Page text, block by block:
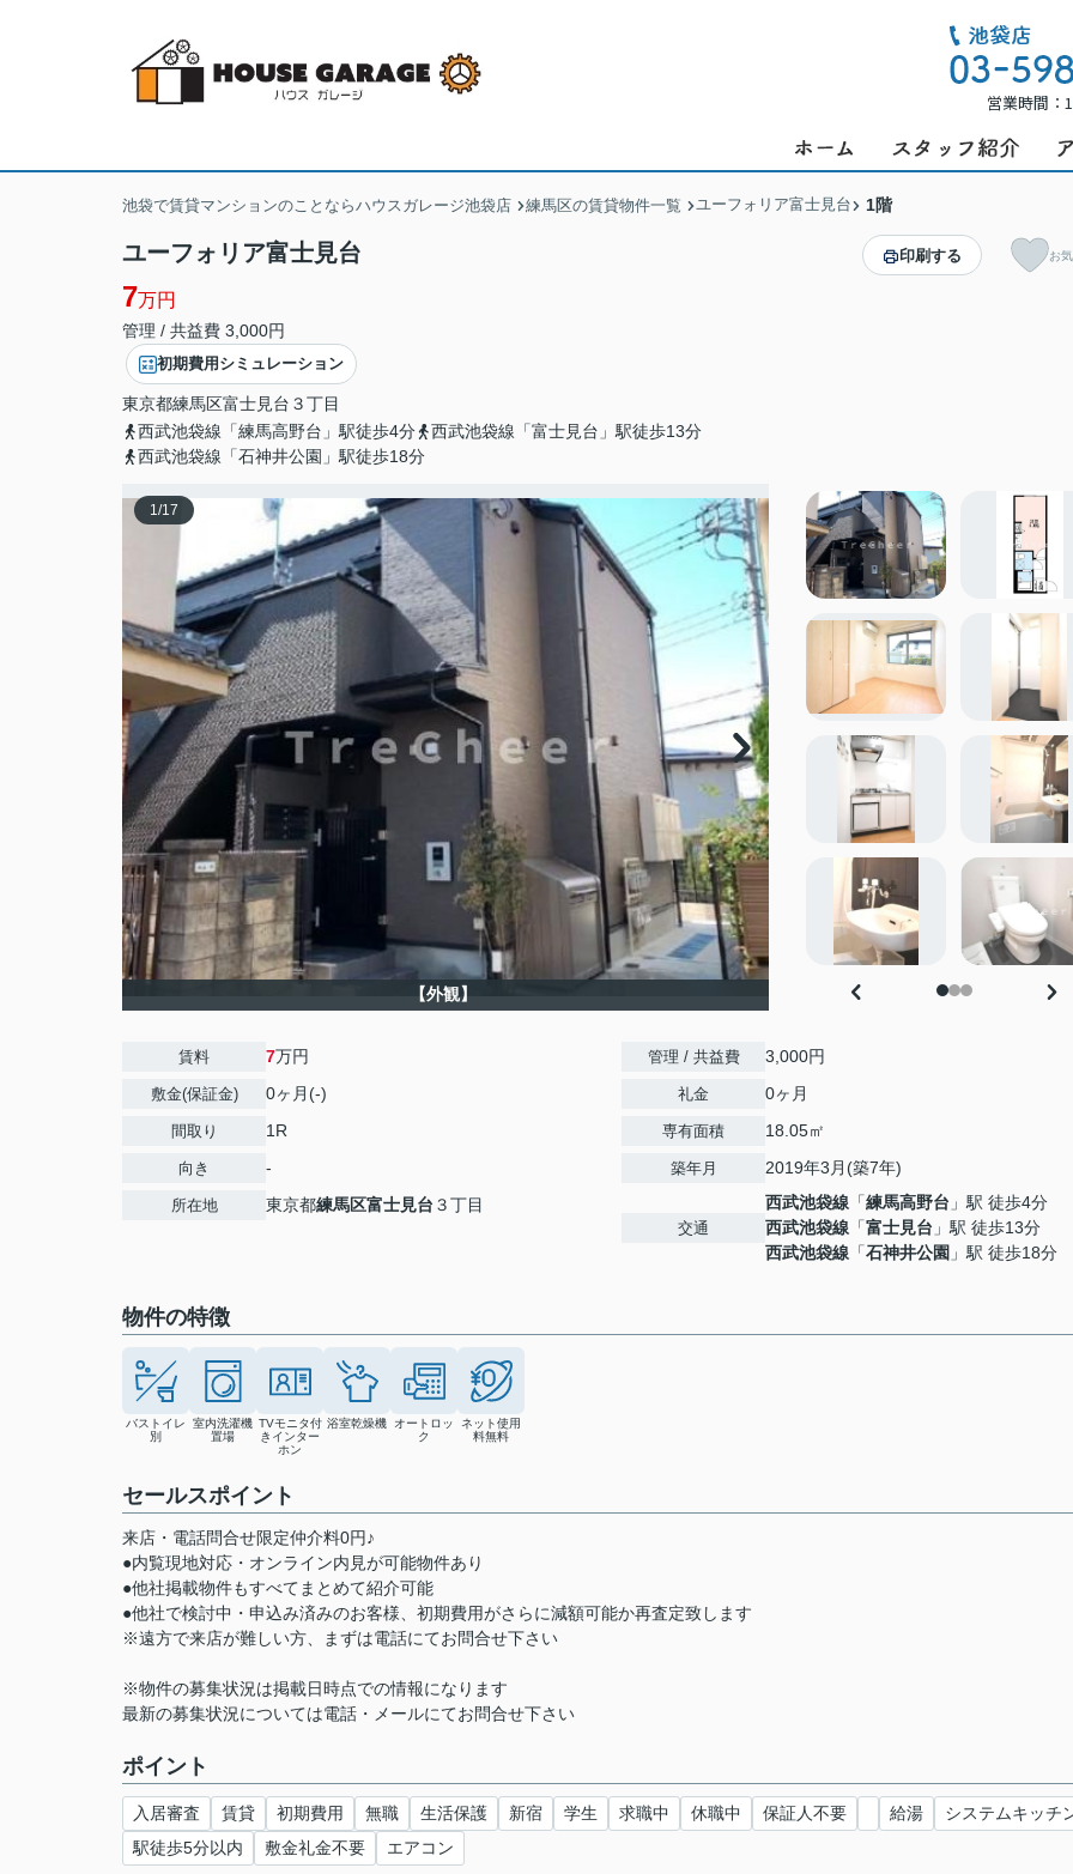
営業時間
池袋で賃貸マンションのことならハウスガレージ池袋店 練馬区の賃貸物件一覧 ユーフォリア富士見台 1階
ユーフォリア富士見台
7万円
管理 / 共益費 3,000円
初期費用シミュレーション
東京都練馬区富士見台 ３丁目
西武池袋線「練馬高野台」駅徒歩4分
西武池袋線「富士見台」駅徒歩13分
西武池袋線「石神井公園」駅徒歩18分
印刷する お
1/17
【外観】
賃料 7万円
敷金(保証金) 0ヶ月(-)
間取り 1R
向き -
所在地 東京都練馬区富士見台 ３丁目
管理 / 共益費 3,000円
礼金 0ヶ月
専有面積 18.05㎡
築年月 2019年3月(築7年)
交通
西武池袋線 「練馬高野台 」駅 徒歩4分
西武池袋線 「富士見台 」駅 徒歩13分
西武池袋線 「石神井公園 」駅 徒歩18分
物件の特徴
バストイレ
別
室内洗濯機
置場
TVモニタ付
きインター
ホン
浴室乾燥機
オートロッ
ク
ネット使用
料無料
セールスポイント
来店・電話問合せ限定仲介料0円♪
●内覧現地対応・オンライン内見が可能物件あり
●他社掲載物件もすべてまとめて紹介可能
●他社で検討中・申込み済みのお客様、初期費用がさらに減額可能か再査定致します
※遠方で来店が難しい方、まずは電話にてお問合せ下さい
※物件の募集状況は掲載日時点での情報になります
最新の募集状況については電話・メールにてお問合せ下さい
ポイント
入居審査 賃貸 初期費用 無職 生活保護 新宿 学生 求職中 休職中 保証人不要 給湯
システムキッチ
駅徒歩5分以内
敷金礼金不要 エアコン